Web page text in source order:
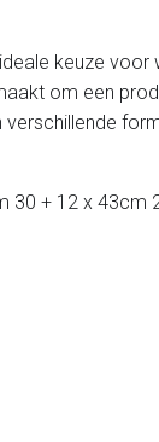
keuze
om een
30 + 12 x 43cm